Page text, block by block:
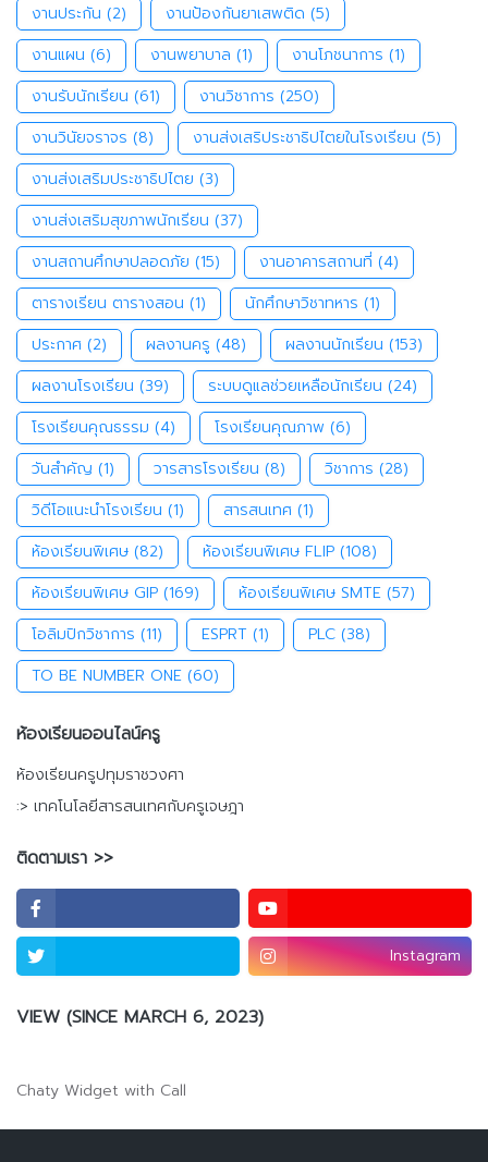
งานประกัน (2) งานป้องกันยาเสพติด (5)
งานแผน (6) งานพยาบาล (1) งานโภชนาการ (1)
งานรับนักเรียน (61) งานวิชาการ (250)
งานวินัยจราจร (8) งานส่งเสริประชาธิปไตยในโรงเรียน (5)
งานส่งเสริมประชาธิปไตย (3)
งานส่งเสริมสุขภาพนักเรียน (37)
งานสถานศึกษาปลอดภัย (15) งานอาคารสถานที่ (4)
ตารางเรียน ตารางสอน (1) นักศึกษาวิชาทหาร (1)
ประกาศ (2) ผลงานครู (48) ผลงานนักเรียน (153)
ผลงานโรงเรียน (39) ระบบดูแลช่วยเหลือนักเรียน (24)
โรงเรียนคุณธรรม (4) โรงเรียนคุณภาพ (6)
วันสำคัญ (1) วารสารโรงเรียน (8) วิชาการ (28)
วิดีโอแนะนำโรงเรียน (1) สารสนเทศ (1)
ห้องเรียนพิเศษ (82) ห้องเรียนพิเศษ FLIP (108)
ห้องเรียนพิเศษ GIP (169) ห้องเรียนพิเศษ SMTE (57)
โอลิมปิกวิชาการ (11) ESPRT (1) PLC (38)
TO BE NUMBER ONE (60)
ห้องเรียนออนไลน์ครู
ห้องเรียนครูปทุมราชวงศา
:> เทคโนโลยีสารสนเทศกับครูเจษฎา
ติดตามเรา >>
Instagram
VIEW (SINCE MARCH 6, 2023)
Chaty Widget with Call